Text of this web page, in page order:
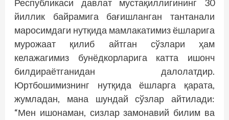
Республикаси давлат мустақиллигининг 30
йиллик байрамига бағишланган тантанали
маросимдаги нутқида мамлакатимиз ёшларига
мурожаат қилиб айтган сўзлари ҳам
келажагимиз бунёдкорларига катта ишонч
билдираётганидан далолатдир.
Юртбошимизнинг нутқида ёшларга қарата,
жумладан, мана шундай сўзлар айтилади:
“Мен ишонаман, сизлар замонавий билим ва